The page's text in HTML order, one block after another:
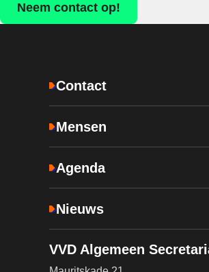
Neem contact op!
Contact
Mensen
Agenda
Nieuws
VVD Algemeen